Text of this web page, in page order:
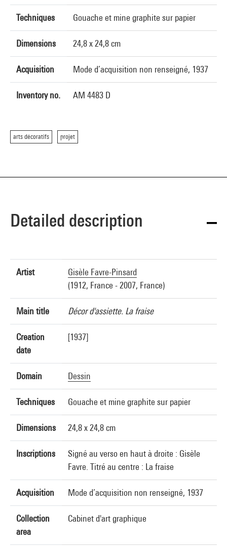
Techniques Gouache et mine graphite sur papier
Dimensions 24,8 x 24,8 cm
Acquisition Mode d’acquisition non renseigné, 1937
Inventory no. AM 4483 D
arts décoratifs projet
Detailed description
Artist
Gisèle Favre-Pinsard
(1912, France - 2007, France)
Main title Décor d'assiette. La fraise
Creation
date
[1937]
Domain Dessin
Techniques Gouache et mine graphite sur papier
Dimensions 24,8 x 24,8 cm
Inscriptions
Signé au verso en haut à droite : Gisèle
Favre. Titré au centre : La fraise
Acquisition Mode d’acquisition non renseigné, 1937
Collection
area
Cabinet d'art graphique